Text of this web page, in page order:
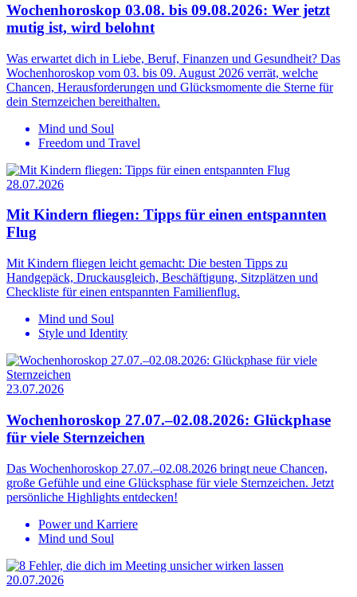
Wochenhoroskop 03.08. bis 09.08.2026: Wer jetzt
mutig ist, wird belohnt
Was erwartet dich in Liebe, Beruf, Finanzen und Gesundheit? Das
Wochenhoroskop vom 03. bis 09. August 2026 verrät, welche
Chancen, Herausforderungen und Glücksmomente die Sterne für
dein Sternzeichen bereithalten.
Mind und Soul
Freedom und Travel
28.07.2026
Mit Kindern fliegen: Tipps für einen entspannten
Flug
Mit Kindern fliegen leicht gemacht: Die besten Tipps zu
Handgepäck, Druckausgleich, Beschäftigung, Sitzplätzen und
Checkliste für einen entspannten Familienflug.
Mind und Soul
Style und Identity
23.07.2026
Wochenhoroskop 27.07.–02.08.2026: Glückphase
für viele Sternzeichen
Das Wochenhoroskop 27.07.–02.08.2026 bringt neue Chancen,
große Gefühle und eine Glücksphase für viele Sternzeichen. Jetzt
persönliche Highlights entdecken!
Power und Karriere
Mind und Soul
20.07.2026